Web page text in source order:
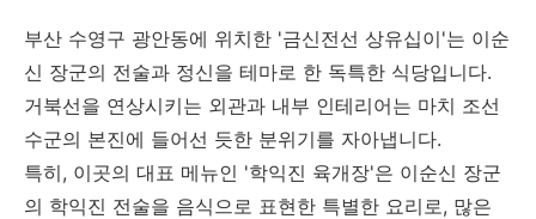
부산 수영구 광안동에 위치한 '금신전선 상유십이'는 이순
신 장군의 전술과 정신을 테마로 한 독특한 식당입니다.
거북선을 연상시키는 외관과 내부 인테리어는 마치 조선
수군의 본진에 들어선 듯한 분위기를 자아냅니다.
특히, 이곳의 대표 메뉴인 '학익진 육개장'은 이순신 장군
의 학익진 전술을 음식으로 표현한 특별한 요리로, 많은